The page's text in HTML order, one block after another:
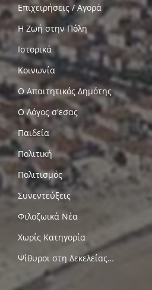
Επιχειρήσεις / Αγορά
Η Ζωή στην Πόλη
Ιστορικά
Κοινωνία
Ο Απαιτητικός Δημότης
Ο Λόγος σ'εσας
Παιδεία
Πολιτική
Πολιτισμός
Συνεντεύξεις
Φιλοζωικά Νέα
Χωρίς Κατηγορία
Ψίθυροι στη Δεκελείας…